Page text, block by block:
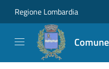
Regione Lombardia